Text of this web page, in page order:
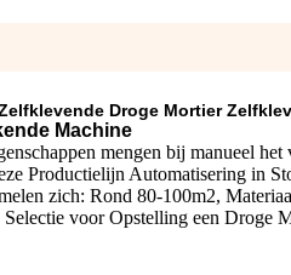
Droge Mortier
Machine
mengen bij manueel het
Productielijn Automatisering in
zich: Rond 80-100m2,
voor Opstelling een Droge